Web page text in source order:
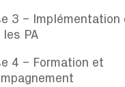
3 –
les PA
4 – Formation et